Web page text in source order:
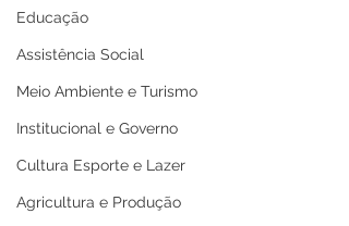
Educação
Assistência Social
Meio Ambiente e Turismo
Institucional e Governo
Cultura Esporte e Lazer
Agricultura e Produção